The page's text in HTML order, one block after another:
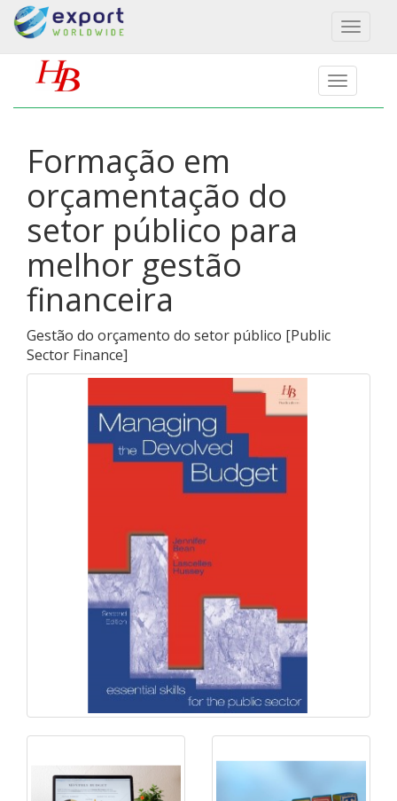
Toggle
Formação em
orçamentação do
setor público para
melhor gestão
financeira
Gestão do orçamento do setor público [Public
Sector Finance]